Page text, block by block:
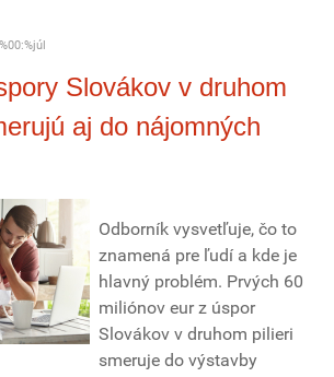
Slovákov v druhom
aj do nájomných
Odborník vysvetľuje, čo to
znamená pre ľudí a kde je
hlavný problém. Prvých 60
miliónov eur z úspor
Slovákov v druhom pilieri
smeruje do výstavby